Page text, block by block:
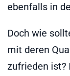
ebenfalls in
Doch wie
mit deren
zufrieden ist?